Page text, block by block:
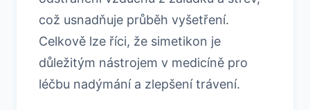
což usnadňuje průběh vyšetření.
Celkově lze říci, že simetikon je
důležitým nástrojem v medicíně pro
léčbu nadýmání a zlepšení trávení.